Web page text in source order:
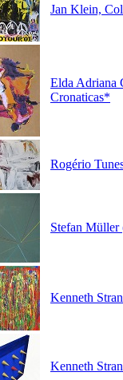
Jan Klein,
Elda Adriana
Cronaticas*
Rogério
Stefan
Kenneth
Kenneth